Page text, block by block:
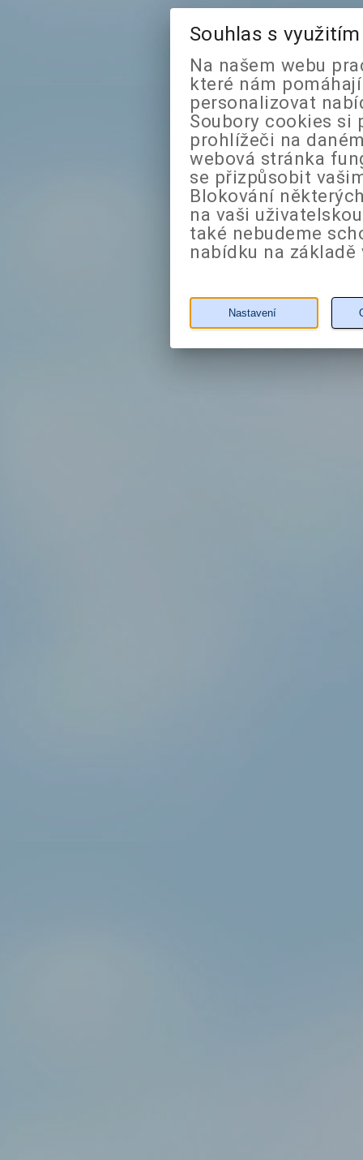
Souhlas s
Na našem webu
které nám
personalizovat
Soubory cookies si
prohlížeči na
webová stránka
se přizpůsobit
Blokování
na vaši
také nebudeme
nabídku na
Nastavení